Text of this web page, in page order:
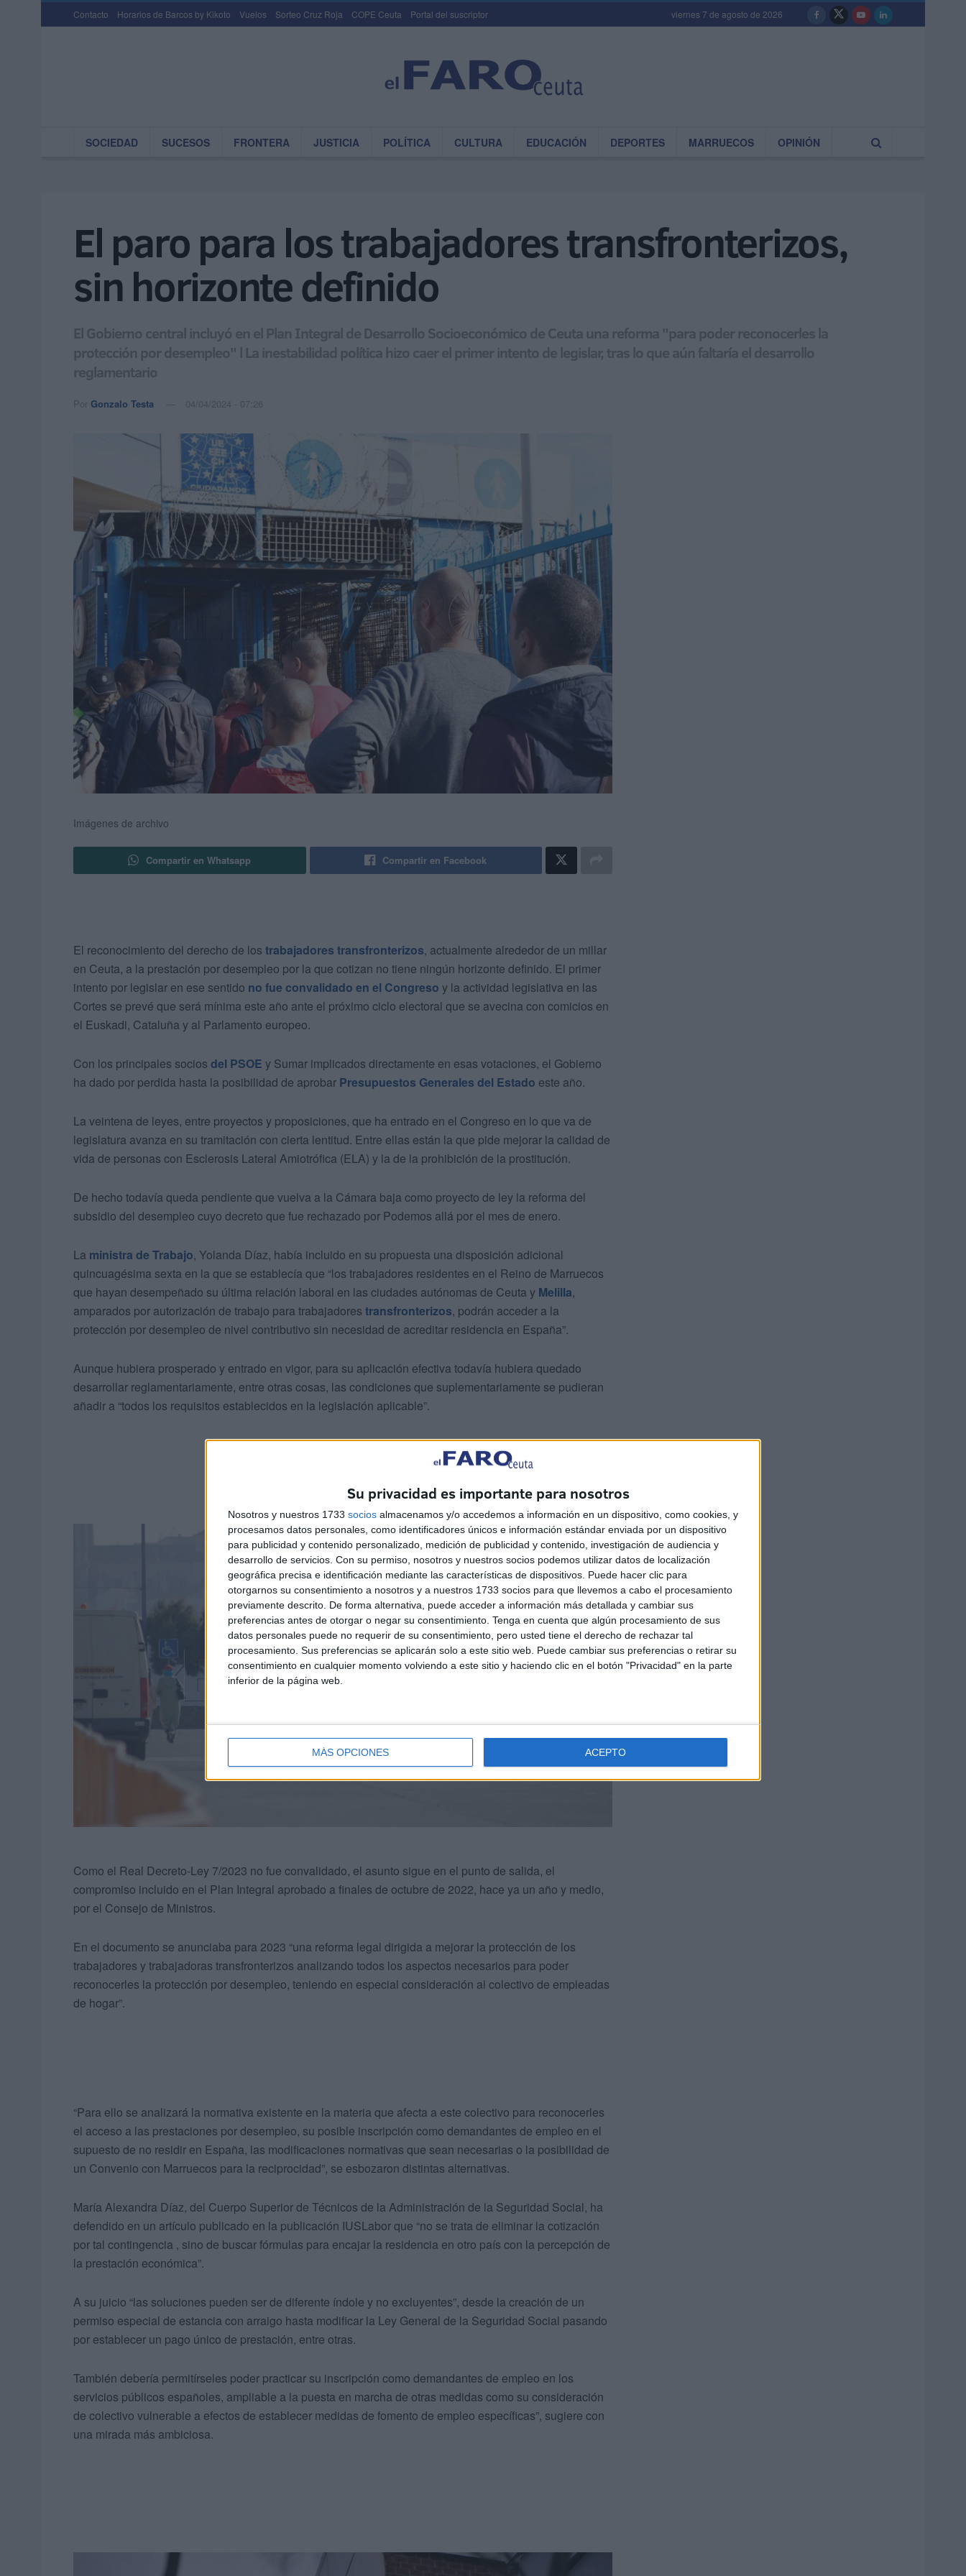
Su privacidad es importante para nosotros
Nosotros y nuestros 1733 socios almacenamos y/o accedemos a información en un dispositivo, como cookies, y
procesamos datos personales, como identificadores únicos e información estándar enviada por un dispositivo
para publicidad y contenido personalizado, medición de publicidad y contenido, investigación de audiencia y
desarrollo de servicios. Con su permiso, nosotros y nuestros socios podemos utilizar datos de localización
geográfica precisa e identificación mediante las características de dispositivos. Puede hacer clic para
otorgarnos su consentimiento a nosotros y a nuestros 1733 socios para que llevemos a cabo el procesamiento
previamente descrito. De forma alternativa, puede acceder a información más detallada y cambiar sus
preferencias antes de otorgar o negar su consentimiento. Tenga en cuenta que algún procesamiento de sus
datos personales puede no requerir de su consentimiento, pero usted tiene el derecho de rechazar tal
procesamiento. Sus preferencias se aplicarán solo a este sitio web. Puede cambiar sus preferencias o retirar su
consentimiento en cualquier momento volviendo a este sitio y haciendo clic en el botón "Privacidad" en la parte
inferior de la página web.
MÁS OPCIONES ACEPTO
Contacto Horarios de Barcos by Kikoto Vuelos Sorteo Cruz Roja COPE Ceuta Portal del suscriptor viernes 7 de agosto de 2026
SOCIEDAD SUCESOS FRONTERA JUSTICIA POLÍTICA CULTURA EDUCACIÓN DEPORTES MARRUECOS OPINIÓN
El paro para los trabajadores transfronterizos,
sin horizonte definido
El Gobierno central incluyó en el Plan Integral de Desarrollo Socioeconómico de Ceuta una reforma "para poder reconocerles la
protección por desempleo" l La inestabilidad política hizo caer el primer intento de legislar, tras lo que aún faltaría el desarrollo
reglamentario
Por Gonzalo Testa 04/04/2024 - 07:26
Imágenes de archivo
Compartir en Whatsapp Compartir en Facebook
El reconocimiento del derecho de los trabajadores transfronterizos, actualmente alrededor de un millar
en Ceuta, a la prestación por desempleo por la que cotizan no tiene ningún horizonte definido. El primer
intento por legislar en ese sentido no fue convalidado en el Congreso y la actividad legislativa en las
Cortes se prevé que será mínima este año ante el próximo ciclo electoral que se avecina con comicios en
el Euskadi, Cataluña y al Parlamento europeo.
Con los principales socios del PSOE y Sumar implicados directamente en esas votaciones, el Gobierno
ha dado por perdida hasta la posibilidad de aprobar Presupuestos Generales del Estado este año.
La veintena de leyes, entre proyectos y proposiciones, que ha entrado en el Congreso en lo que va de
legislatura avanza en su tramitación con cierta lentitud. Entre ellas están la que pide mejorar la calidad de
vida de personas con Esclerosis Lateral Amiotrófica (ELA) y la de la prohibición de la prostitución.
De hecho todavía queda pendiente que vuelva a la Cámara baja como proyecto de ley la reforma del
subsidio del desempleo cuyo decreto que fue rechazado por Podemos allá por el mes de enero.
La ministra de Trabajo, Yolanda Díaz, había incluido en su propuesta una disposición adicional
quincuagésima sexta en la que se establecía que “los trabajadores residentes en el Reino de Marruecos
que hayan desempeñado su última relación laboral en las ciudades autónomas de Ceuta y Melilla,
amparados por autorización de trabajo para trabajadores transfronterizos, podrán acceder a la
protección por desempleo de nivel contributivo sin necesidad de acreditar residencia en España”.
Aunque hubiera prosperado y entrado en vigor, para su aplicación efectiva todavía hubiera quedado
desarrollar reglamentariamente, entre otras cosas, las condiciones que suplementariamente se pudieran
añadir a “todos los requisitos establecidos en la legislación aplicable”.
Como el Real Decreto-Ley 7/2023 no fue convalidado, el asunto sigue en el punto de salida, el
compromiso incluido en el Plan Integral aprobado a finales de octubre de 2022, hace ya un año y medio,
por el Consejo de Ministros.
En el documento se anunciaba para 2023 “una reforma legal dirigida a mejorar la protección de los
trabajadores y trabajadoras transfronterizos analizando todos los aspectos necesarios para poder
reconocerles la protección por desempleo, teniendo en especial consideración al colectivo de empleadas
de hogar”.
“Para ello se analizará la normativa existente en la materia que afecta a este colectivo para reconocerles
el acceso a las prestaciones por desempleo, su posible inscripción como demandantes de empleo en el
supuesto de no residir en España, las modificaciones normativas que sean necesarias o la posibilidad de
un Convenio con Marruecos para la reciprocidad”, se esbozaron distintas alternativas.
María Alexandra Díaz, del Cuerpo Superior de Técnicos de la Administración de la Seguridad Social, ha
defendido en un artículo publicado en la publicación IUSLabor que “no se trata de eliminar la cotización
por tal contingencia , sino de buscar fórmulas para encajar la residencia en otro país con la percepción de
la prestación económica”.
A su juicio “las soluciones pueden ser de diferente índole y no excluyentes”, desde la creación de un
permiso especial de estancia con arraigo hasta modificar la Ley General de la Seguridad Social pasando
por establecer un pago único de prestación, entre otras.
También debería permitírseles poder practicar su inscripción como demandantes de empleo en los
servicios públicos españoles, ampliable a la puesta en marcha de otras medidas como su consideración
de colectivo vulnerable a efectos de establecer medidas de fomento de empleo específicas”, sugiere con
una mirada más ambiciosa.